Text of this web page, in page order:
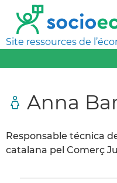
Site ressources de
Anna
Responsable técnica
catalana pel Comerç